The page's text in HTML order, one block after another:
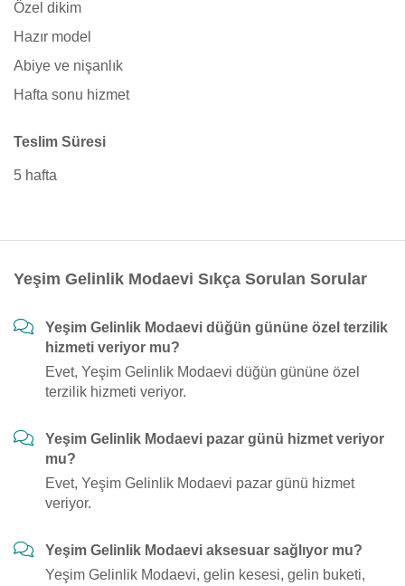
Özel dikim
Hazır model
Abiye ve nişanlık
Hafta sonu hizmet
Teslim Süresi
5 hafta
Yeşim Gelinlik Modaevi Sıkça Sorulan Sorular
Yeşim Gelinlik Modaevi düğün gününe özel terzilik
hizmeti veriyor mu?
Evet, Yeşim Gelinlik Modaevi düğün gününe özel
terzilik hizmeti veriyor.
Yeşim Gelinlik Modaevi pazar günü hizmet veriyor
mu?
Evet, Yeşim Gelinlik Modaevi pazar günü hizmet
veriyor.
Yeşim Gelinlik Modaevi aksesuar sağlıyor mu?
Yeşim Gelinlik Modaevi, gelin kesesi, gelin buketi,